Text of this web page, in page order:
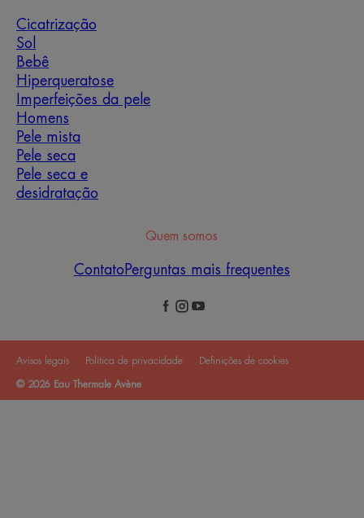
Cicatrização
Sol
Bebê
Hiperqueratose
Imperfeições da pele
Homens
Pele mista
Pele seca
Pele seca e
desidratação
Quem somos
Contato Perguntas mais frequentes
Avisos legais Política de privacidade Definições de cookies
© 2026 Eau Thermale Avène